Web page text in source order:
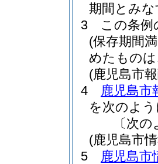
期間とみな
3
この条例
(保存期間
めたもの
(鹿児島市
4
鹿児島市
を次のよ
〔次
(鹿児島市
5
鹿児島市